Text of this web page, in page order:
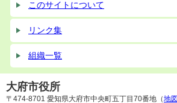
このサイトについて
リンク集
組織一覧
大府市役所
〒474-8701 愛知県大府市中央町五丁目70番地（地図